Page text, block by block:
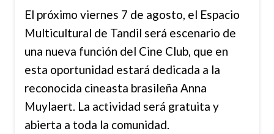
El próximo viernes 7 de agosto, el Espacio
Multicultural de Tandil será escenario de
una nueva función del Cine Club, que en
esta oportunidad estará dedicada a la
reconocida cineasta brasileña Anna
Muylaert. La actividad será gratuita y
abierta a toda la comunidad.